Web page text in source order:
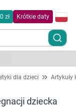
zł Krótkie daty
dla dzieci Artykuły
dziecka